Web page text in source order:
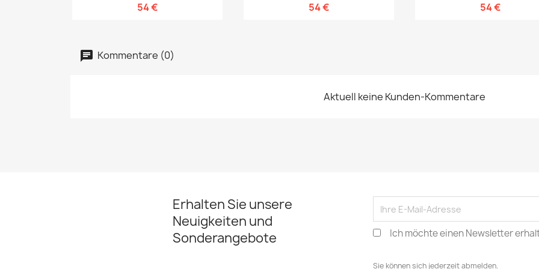
54 € 54 € 54 €
Kommentare (0)
Aktuell keine Kunden-Kommentare
Erhalten Sie unsere
Neuigkeiten und
Sonderangebote
Ich möchte einen Newsletter
Sie können sich jederzeit abmelden.